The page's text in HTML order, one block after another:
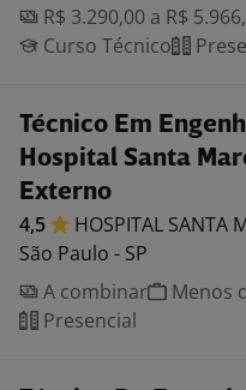
R$ 3.290,00 a R$
Curso Técnico
Técnico Em
Hospital Santa
Externo
4,5 HOSPITAL SANTA
São Paulo - SP
A combinar
Menos
Presencial